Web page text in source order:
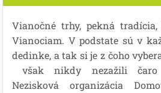
Vianočné trhy, pekná
Vianociam. V podstate sú v
dedinke, a tak si je z čoho
však nikdy nezažili čaro
Nezisková organizácia